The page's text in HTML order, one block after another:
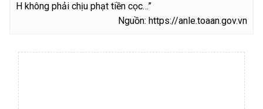
H không phải chịu phạt tiền cọc…”
Nguồn: https://anle.toaan.gov.vn